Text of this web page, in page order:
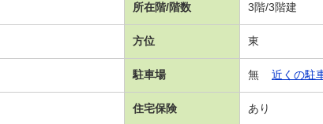
所在階/階数 3階/3階建
方位 東
駐車場 無 近くの駐
住宅保険 あり